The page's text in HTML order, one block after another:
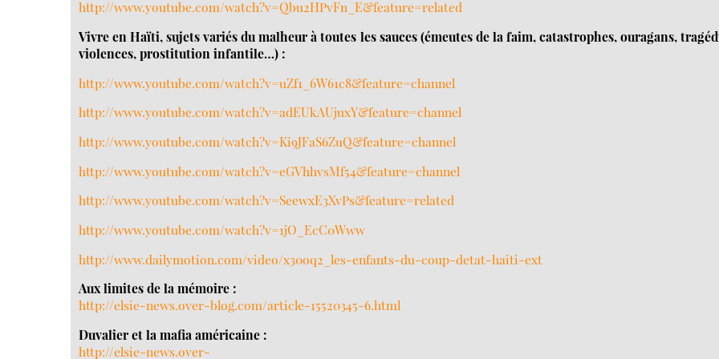
http://www.youtube.com/watch?v=Qbu2HPvFn_E&feature=related
Vivre en Haïti, sujets variés du malheur à toutes les sauces (émeutes de la faim, catastrophes, ouragans,
violences, prostitution infantile…) :
http://www.youtube.com/watch?v=uZf1_6W61c8&feature=channel
http://www.youtube.com/watch?v=adEUkAUjuxY&feature=channel
http://www.youtube.com/watch?v=Ki9JFaS6ZuQ&feature=channel
http://www.youtube.com/watch?v=eGVhhvsMf54&feature=channel
http://www.youtube.com/watch?v=SeewxE3XvPs&feature=related
http://www.youtube.com/watch?v=1jO_EcC0Www
http://www.dailymotion.com/video/x30oq2_les-enfants-du-coup-detat-haiti-ext
Aux limites de la mémoire :
http://elsie-news.over-blog.com/article-15520345-6.html
Duvalier et la mafia américaine :
http://elsie-news.over-